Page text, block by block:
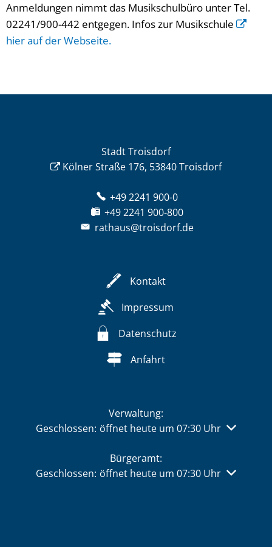
Anmeldungen nimmt das Musikschulbüro unter Tel.
02241/900-442 entgegen. Infos zur Musikschule
hier auf der Webseite.
Stadt Troisdorf
Kölner Straße 176, 53840 Troisdorf
+49 2241 900-0
+49 2241 900-800
rathaus@troisdorf.de
Kontakt
Impressum
Datenschutz
Anfahrt
Verwaltung:
Klicken, um weitere Öffnungs- oder Schließzeiten
Geschlossen: öffnet heute um 07:30 Uhr
Bürgeramt:
Klicken, um weitere Öffnungs- oder Schließzeiten
Geschlossen: öffnet heute um 07:30 Uhr